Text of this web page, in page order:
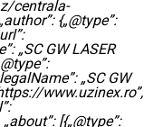
centrala-
{„@type”:
„SC GW LASER
„SC GW
www.uzinex.ro”,
[{„@type”: